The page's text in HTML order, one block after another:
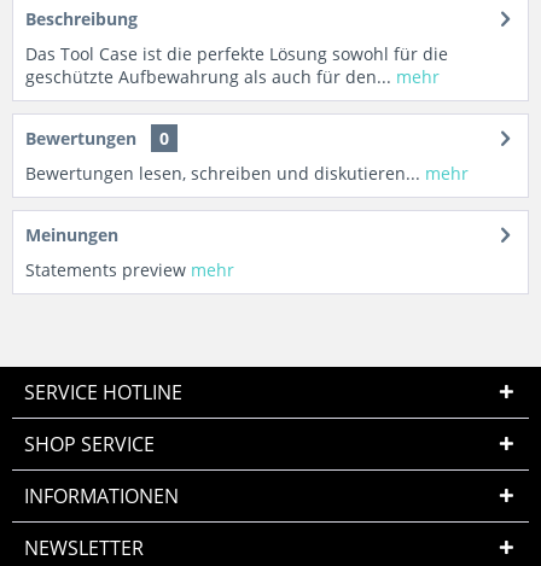
Beschreibung
Das Tool Case ist die perfekte Lösung sowohl für die
geschützte Aufbewahrung als auch für den... mehr
Bewertungen
0
Bewertungen lesen, schreiben und diskutieren... mehr
Meinungen
Statements preview mehr
SERVICE HOTLINE
SHOP SERVICE
INFORMATIONEN
NEWSLETTER